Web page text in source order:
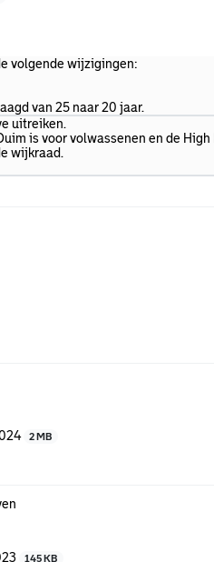
volgende wijzigingen:
van 25 naar 20 jaar.
uitreiken.
is voor volwassenen en de High
wijkraad.
2 MB
145 KB